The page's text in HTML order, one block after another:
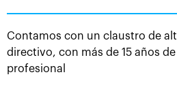
Contamos con un claustro de
directivo, con más de 15 años
profesional